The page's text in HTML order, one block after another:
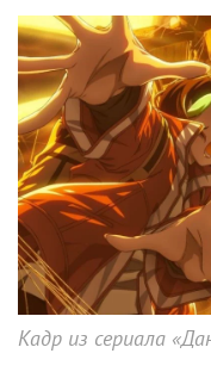
Кадр из сериала